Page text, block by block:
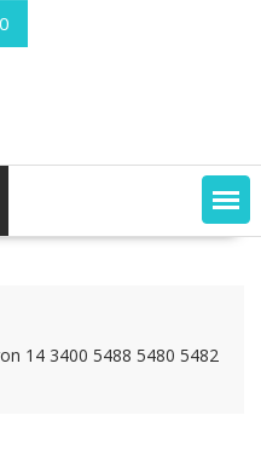
0
14 3400 5488 5480 5482